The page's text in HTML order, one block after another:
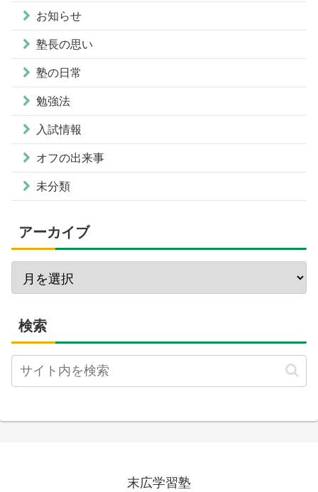
お知らせ
塾長の思い
塾の日常
勉強法
入試情報
オフの出来事
未分類
アーカイブ
検索
末広学習塾